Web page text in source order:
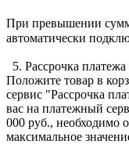
При превышении
автоматически
5. Рассрочка
Положите товар в
сервис "Рассрочка
вас на платежный
000 руб., необходимо
максимальное